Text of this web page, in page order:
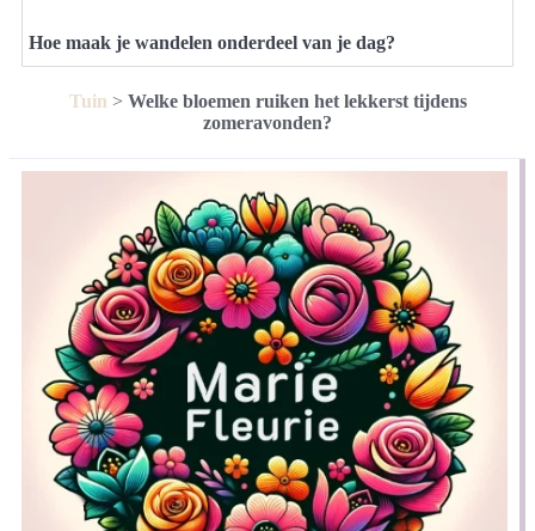
Hoe maak je wandelen onderdeel van je dag?
Tuin > Welke bloemen ruiken het lekkerst tijdens
zomeravonden?